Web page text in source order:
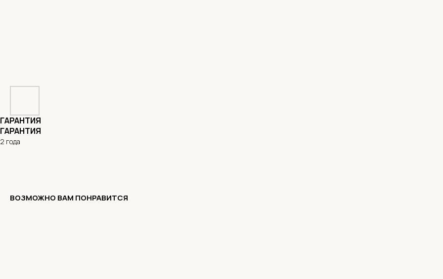
ГАРАНТИЯ
ГАРАНТИЯ
2 года
ВОЗМОЖНО ВАМ ПОНРАВИТСЯ